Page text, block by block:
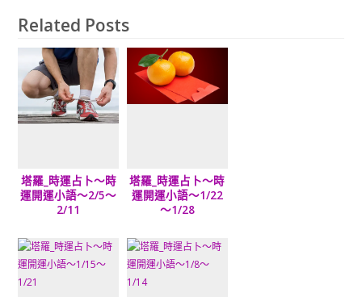
Related Posts
塔羅_時運占卜～時
運開運小語～2/5～
2/11
塔羅_時運占卜～時
運開運小語～1/22
～1/28